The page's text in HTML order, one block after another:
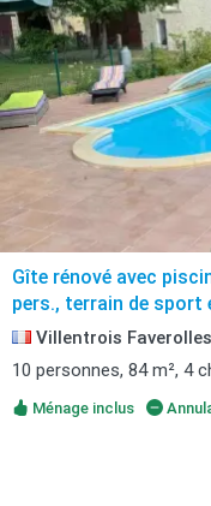
Gîte rénové avec
pers., terrain de sport
Villentrois
10 personnes, 84 m², 4
Ménage inclus